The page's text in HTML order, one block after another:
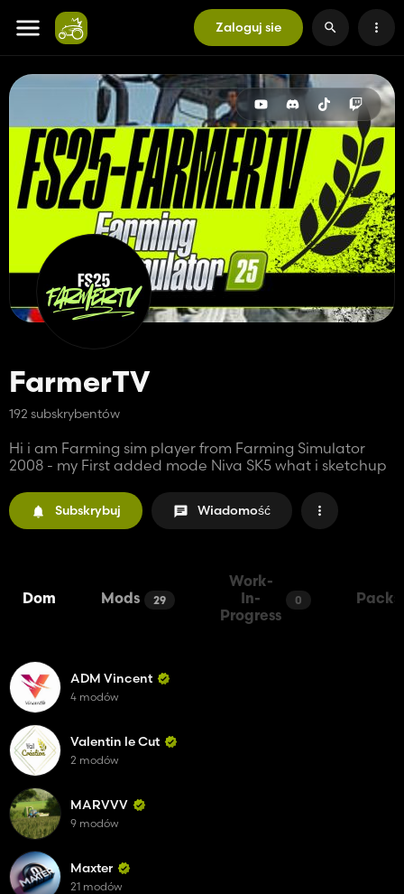
Zaloguj sie
FarmerTV
192 subskrybentów
Hi i am Farming sim player from Farming Simulator
2008 - my First added mode Niva SK5 what i sketchup
Subskrybuj Wiadomość
Dom Mods 29
Work-
In-
Progress
0 Packs
ADM Vincent
4 modów
Valentin le Cut
2 modów
MARVVV
9 modów
Maxter
21 modów